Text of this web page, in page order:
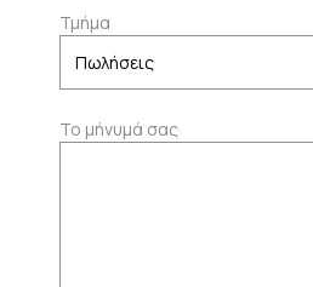
Τμήμα
Το μήνυμά σας